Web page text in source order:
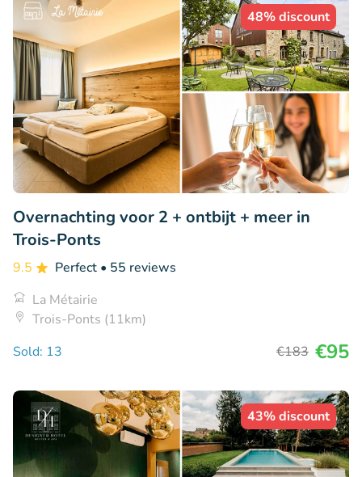
48% discount
Overnachting voor 2 + ontbijt + meer in
Trois-Ponts
9.5 Perfect • 55 reviews
La Métairie
Trois-Ponts (11km)
Sold: 13
€183 €95
43% discount